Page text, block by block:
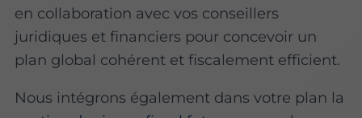
en collaboration avec vos conseillers
juridiques et financiers pour concevoir un
plan global cohérent et fiscalement efficient.
Nous intégrons également dans votre plan la